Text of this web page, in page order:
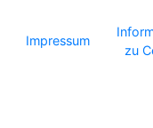
Impressum
zu